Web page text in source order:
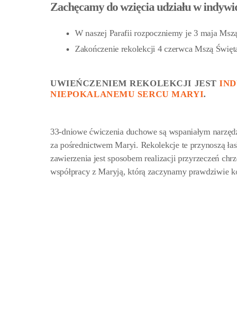
Zachęcamy do wzięcia udziału w
W naszej Parafii rozpoczniemy je 3 maja
Zakończenie rekolekcji 4 czerwca Mszą
UWIEŃCZENIEM REKOLEKCJI JEST
NIEPOKALANEMU SERCU MARYI.
33-dniowe ćwiczenia duchowe są wspaniałym
za pośrednictwem Maryi. Rekolekcje te przynoszą
zawierzenia jest sposobem realizacji przyrzeczeń
współpracy z Maryją, którą zaczynamy prawdziwie